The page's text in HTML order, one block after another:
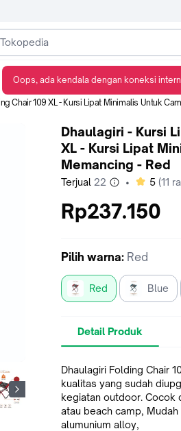
XL - Kursi Lipat Minimalis Untuk Camping dan Memancing -
Dhaulagiri - Kursi
XL - Kursi Lipat
Memancing - Red
Terjual 22 • 5 (11
Rp237.150
Pilih warna: Red
Red Blue
Detail Produk
Dhaulagiri Folding Chair
kualitas yang sudah
kegiatan outdoor. Cocok
atau beach camp,
alumunium alloy,
Oops, ada kendala dengan koneksi